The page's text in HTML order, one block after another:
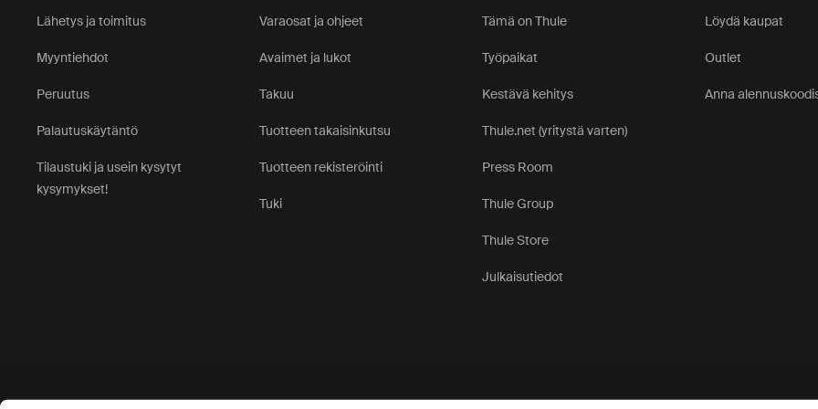
Lähetys ja toimitus
Myyntiehdot
Peruutus
Palautuskäytäntö
Tilaustuki ja usein kysytyt
kysymykset!
Varaosat ja ohjeet
Avaimet ja lukot
Takuu
Tuotteen takaisinkutsu
Tuotteen rekisteröinti
Tuki
Tämä on Thule
Työpaikat
Kestävä kehitys
Thule.net (yritystä varten)
Press Room
Thule Group
Thule Store
Julkaisutiedot
Löydä kaupat
Outlet
Anna